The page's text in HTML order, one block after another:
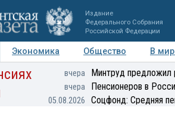
Издание
Федерального Собрания
Российской Федерации
Экономика Общество В
Персоны Мнения Регионы
вчера Минтруд предложил
вчера Пенсионеров в
05.08.2026 Соцфонд: Средняя